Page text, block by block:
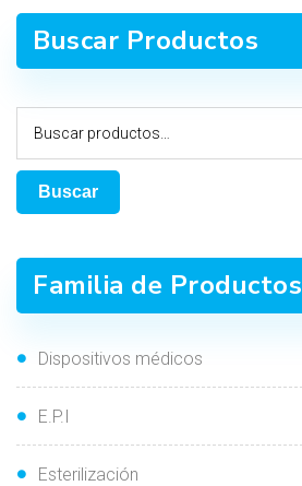
Buscar Productos
Buscar
Familia de Productos
Dispositivos médicos
E.P.I
Esterilización